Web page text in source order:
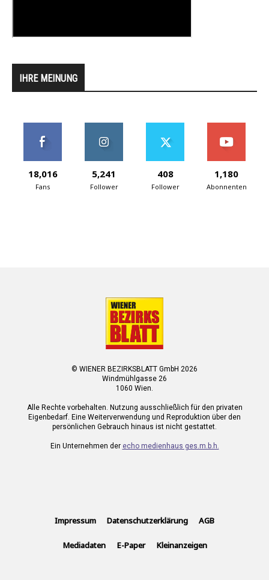
IHRE MEINUNG
18,016
Fans
5,241
Follower
408
Follower
1,180
Abonnenten
© WIENER BEZIRKSBLATT GmbH 2026
Windmühlgasse 26
1060 Wien.
Alle Rechte vorbehalten. Nutzung ausschließlich für den privaten
Eigenbedarf. Eine Weiterverwendung und Reproduktion über den
persönlichen Gebrauch hinaus ist nicht gestattet.
Ein Unternehmen der echo medienhaus ges.m.b.h.
Impressum Datenschutzerklärung AGB
Mediadaten E-Paper Kleinanzeigen